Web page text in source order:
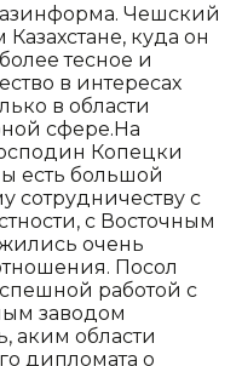
Чешский
куда он
тесное и
в интересах
в области
сфере.На
Копецки
есть большой
сотрудничеству с
с Восточным
очень
Посол
работой с
заводом
аким области
дипломата о